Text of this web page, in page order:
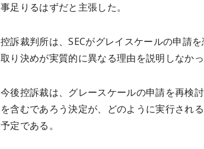
事足りるはずだと主張した。
控訴裁判所は、SECがグレイスケールの申請
取り決めが実質的に異なる理由を説明しなかっ
今後控訴裁は、グレースケールの申請を再検
を含むであろう決定が、どのように実行され
予定である。